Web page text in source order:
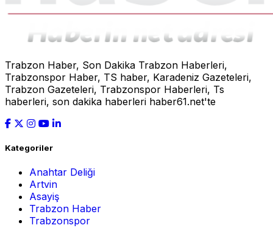
Trabzon Haber, Son Dakika Trabzon Haberleri,
Trabzonspor Haber, TS haber, Karadeniz Gazeteleri,
Trabzon Gazeteleri, Trabzonspor Haberleri, Ts
haberleri, son dakika haberleri haber61.net'te
Kategoriler
Anahtar Deliği
Artvin
Asayiş
Trabzon Haber
Trabzonspor